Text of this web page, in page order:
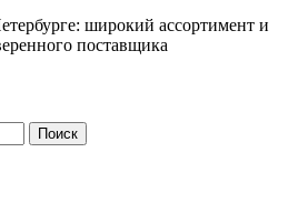
широкий ассортимент и
поставщика